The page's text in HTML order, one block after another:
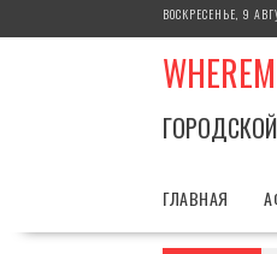
к
ВОСКРЕСЕНЬЕ, 9
ГЛАВНАЯ